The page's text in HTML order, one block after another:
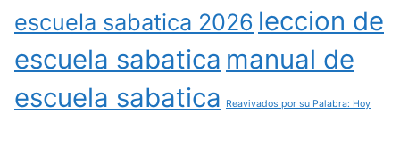
escuela sabatica 2026 leccion de
escuela sabatica manual de
escuela sabatica
Reavivados por su Palabra: Hoy